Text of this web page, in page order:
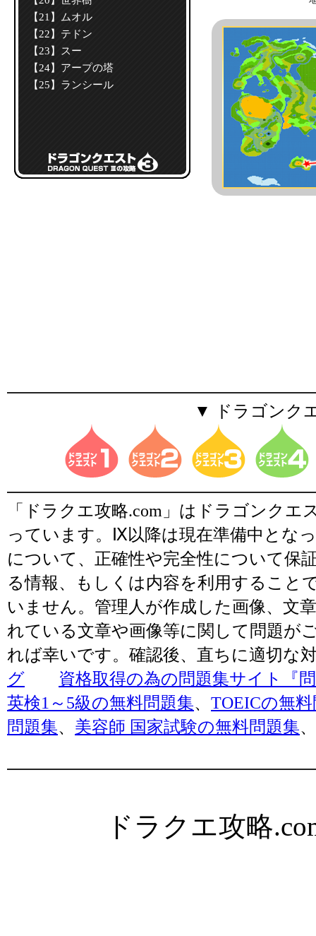
【21】ムオル
【22】テドン
【23】スー
【24】アープの塔
【25】ランシール
▼ ドラゴンク
「ドラクエ攻略.com」はドラゴンク
っています。Ⅸ以降は現在準備中とな
について、正確性や完全性について保
る情報、もしくは内容を利用すること
いません。管理人が作成した画像、文
れている文章や画像等に関して問題が
れば幸いです。確認後、直ちに適切な
グ
資格取得の為の問題集サイト『
英検1～5級の無料問題集、 TOEICの無
問題集、 美容師 国家試験の無料問題集、
ドラクエ攻略